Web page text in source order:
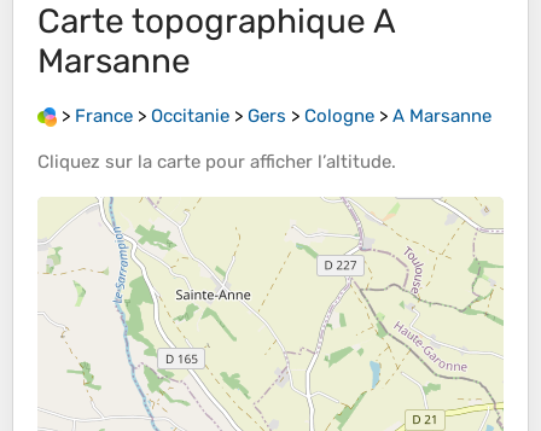
Carte topographique A
Marsanne
> France > Occitanie > Gers > Cologne > A Marsanne
Cliquez sur la carte pour afficher l’altitude.